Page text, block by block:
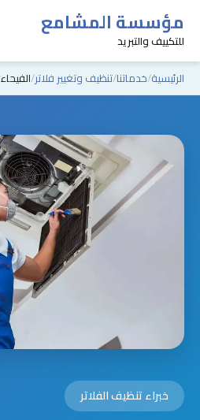
مؤسسة المشامع
للتكييف والتبريد
الرئيسية خدماتنا تنظيف وتغيير فلاتر الفيحاء
خبراء تنظيف الفلاتر